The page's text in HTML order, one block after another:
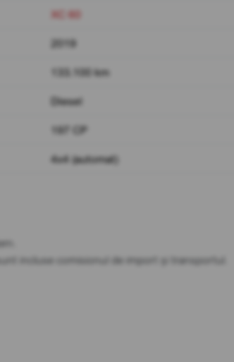
XC 60
2019
133.100 km
Diesel
197 CP
4x4 (automat)
incluse comisionul de import și transportul.